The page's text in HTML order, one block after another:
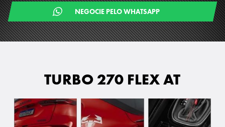
NEGOCIE PELO WHATSAPP
TURBO 270 FLEX AT